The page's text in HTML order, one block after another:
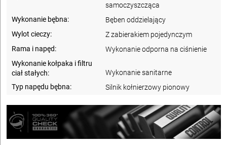
samoczyszcząca
Wykonanie bębna:
Bęben oddzielający
Wylot cieczy:
Z zabierakiem pojedynczym
Rama i napęd:
Wykonanie odporna na ciśnienie
Wykonanie kołpaka i filtru
ciał stałych:
Wykonanie sanitarne
Typ napędu bębna:
Silnik kołnierzowy pionowy